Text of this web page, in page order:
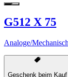
G512 X 75
Analoge/
Geschenk beim Kauf